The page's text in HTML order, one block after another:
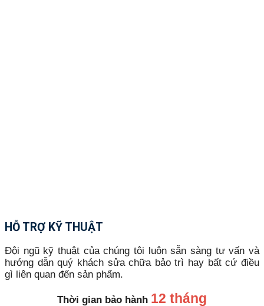
HỖ TRỢ KỸ THUẬT
Đội ngũ kỹ thuật của chúng tôi luôn sẵn sàng tư vấn và
hướng dẫn quý khách sửa chữa bảo trì hay bất cứ điều
gì liên quan đến sản phẩm.
Thời gian bảo hành 12 tháng